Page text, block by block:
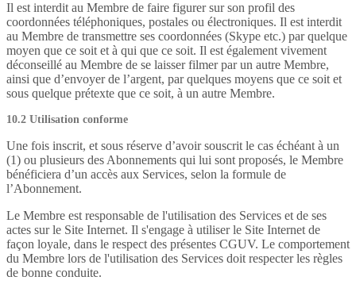
Il est interdit au Membre de faire figurer sur son profil des
coordonnées téléphoniques, postales ou électroniques. Il est interdit
au Membre de transmettre ses coordonnées (Skype etc.) par quelque
moyen que ce soit et à qui que ce soit. Il est également vivement
déconseillé au Membre de se laisser filmer par un autre Membre,
ainsi que d’envoyer de l’argent, par quelques moyens que ce soit et
sous quelque prétexte que ce soit, à un autre Membre.
10.2 Utilisation conforme
Une fois inscrit, et sous réserve d’avoir souscrit le cas échéant à un
(1) ou plusieurs des Abonnements qui lui sont proposés, le Membre
bénéficiera d’un accès aux Services, selon la formule de
l’Abonnement.
Le Membre est responsable de l'utilisation des Services et de ses
actes sur le Site Internet. Il s'engage à utiliser le Site Internet de
façon loyale, dans le respect des présentes CGUV. Le comportement
du Membre lors de l'utilisation des Services doit respecter les règles
de bonne conduite.